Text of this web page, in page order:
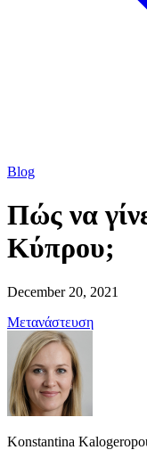
Blog
Πώς να
Κύπρου;
December 20, 2021
Μετανάστευση
Konstantina